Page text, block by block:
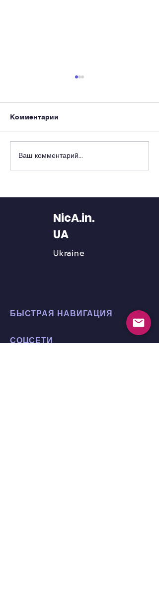
12 на 12 из Красной
Комментарии
Ваш комментарий...
NicA.in.
UA
Ukraine
БЫСТРАЯ НАВИГАЦИЯ
СОЦСЕТИ